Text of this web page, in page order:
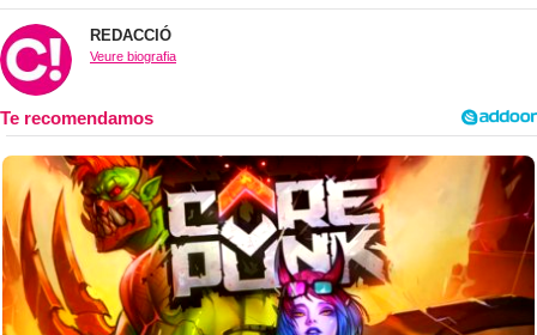
REDACCIÓ
Veure biografia